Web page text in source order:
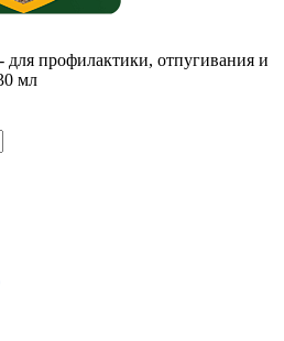
профилактики, отпугивания и
мл